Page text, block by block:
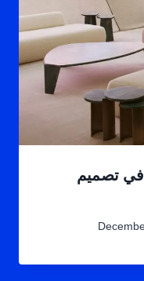
أترا تقدم عام الأرض 2100 في تصميم